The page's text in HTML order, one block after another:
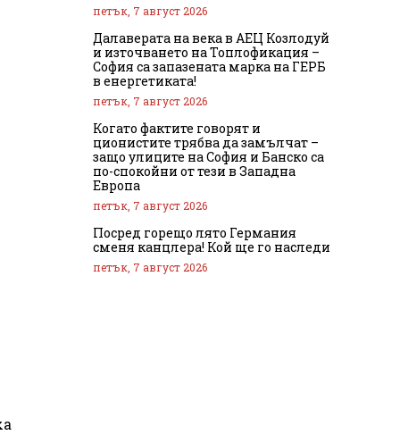
петък, 7 август 2026
Далаверата на века в АЕЦ Козлодуй
и източването на Топлофикация –
София са запазената марка на ГЕРБ
в енергетиката!
петък, 7 август 2026
Когато фактите говорят и
ционистите трябва да замълчат –
защо улиците на София и Банско са
по-спокойни от тези в Западна
Европа
петък, 7 август 2026
Посред горещо лято Германия
сменя канцлера! Кой ще го наследи
петък, 7 август 2026